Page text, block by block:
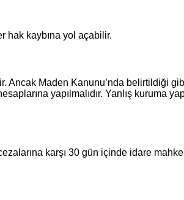
hak kaybına yol açabilir.
Ancak Maden Kanunu’nda belirtildiği
yapılmalıdır. Yanlış kuruma
karşı 30 gün içinde idare